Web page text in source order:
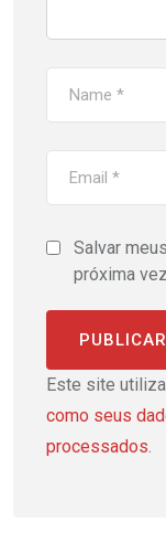
Salvar
próxima
Este site
como seus
processados.